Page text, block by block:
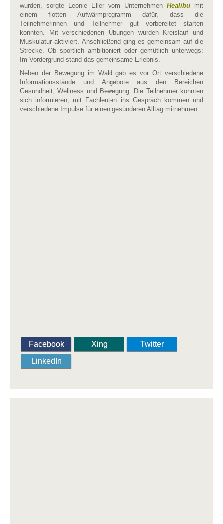
wurden, sorgte Leonie Eller vom Unternehmen Healibu mit
einem flotten Aufwärmprogramm dafür, dass die
Teilnehmerinnen und Teilnehmer gut vorbereitet starten
konnten. Mit verschiedenen Übungen wurden Kreislauf und
Muskulatur aktiviert. Anschließend ging es gemeinsam auf die
Strecke. Ob sportlich ambitioniert oder gemütlich unterwegs:
Im Vordergrund stand das gemeinsame Erlebnis.
Neben der Bewegung im Wald gab es vor Ort verschiedene
Informationsstände und Angebote aus den Bereichen
Gesundheit, Wellness und Bewegung. Die Teilnehmer konnten
sich informieren, mit Fachleuten ins Gespräch kommen und
verschiedene Impulse für einen gesünderen Alltag mitnehmen.
Facebook Xing
Twitter
LinkedIn